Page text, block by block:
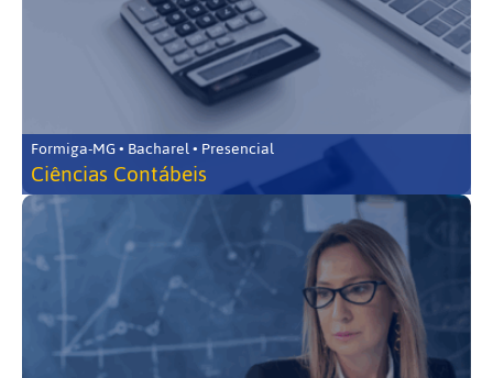
Formiga-MG • Bacharel • Presencial
Ciências Contábeis